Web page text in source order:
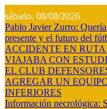
al
contenido
sábado, 08/08/2026
Pablo Javier Zurro:
presente y el futuro del
ACCIDENTE EN
VIAJABA CON
EL CLUB
AGREGAR UN
INFERIORES
Información necrológica: